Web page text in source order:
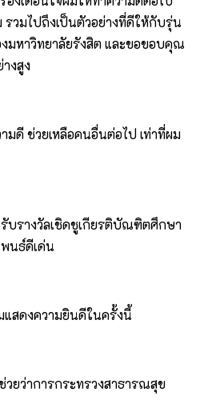
วมไปถึงเป็นตัวอย่างที่ดีให้กับรุ่น
มหาวิทยาลัยรังสิต และขอขอบคุณ
งสูง
มดี ช่วยเหลือคนอื่นต่อไป เท่าที่ผม
บรางวัลเชิดชูเกียรติบัณฑิตศึกษา
นธ์ดีเด่น
สดงความยินดีในครั้งนี้
วยว่าการกระทรวงสาธารณสุข